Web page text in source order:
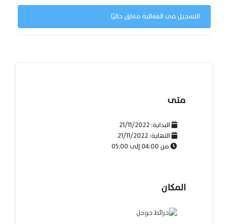
التسجيل في الفعالية مغلق حاليًا
متى
البداية: 21/11/2022
النهاية: 21/11/2022
من04:00إلى05:00
المكان